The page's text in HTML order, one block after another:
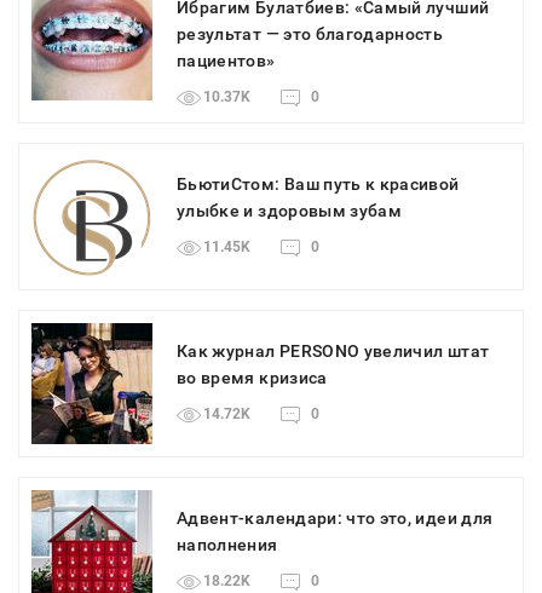
Ибрагим Булатбиев: «Самый лучший
результат — это благодарность
пациентов»
10.37K 0
БьютиСтом: Ваш путь к красивой
улыбке и здоровым зубам
11.45K 0
Как журнал PERSONO увеличил штат
во время кризиса
14.72K 0
Адвент-календари: что это, идеи для
наполнения
18.22K 0